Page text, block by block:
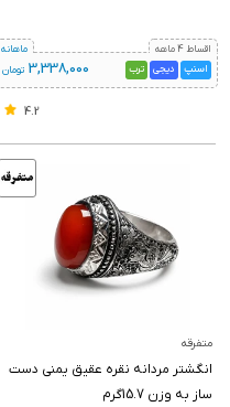
اقساط 4 ماهه
اسنپ
دیجی ترب 3,338,000 تومان
ماهانه
4.2
متفرقه
انگشتر مردانه نقره عقیق یمنی دست
ساز به وزن 15.7گرم